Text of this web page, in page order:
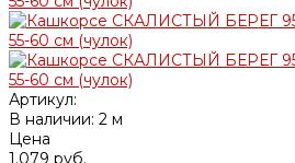
Артикул:
В наличии: 2 м
Цена
1.079 руб.